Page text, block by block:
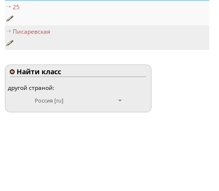
25
Писаревская
Найти класс
другой страной:
Россия [ru]